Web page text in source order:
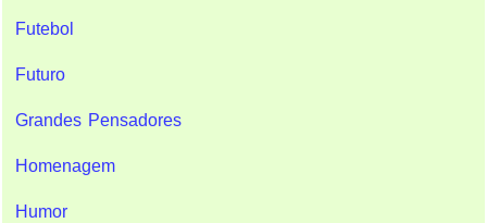
Futebol
Futuro
Grandes Pensadores
Homenagem
Humor